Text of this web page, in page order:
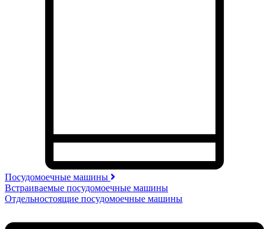
Посудомоечные машины
Встраиваемые посудомоечные машины
Отдельностоящие посудомоечные машины